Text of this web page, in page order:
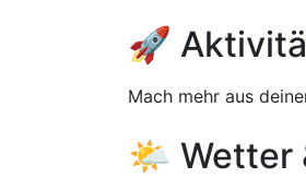
🚀
Mach mehr aus
🌤️ Wetter